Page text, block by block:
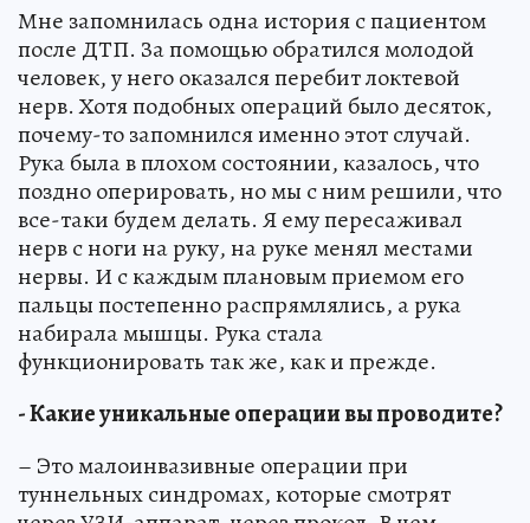
Мне запомнилась одна история с пациентом
после ДТП. За помощью обратился молодой
человек, у него оказался перебит локтевой
нерв. Хотя подобных операций было десяток,
почему-то запомнился именно этот случай.
Рука была в плохом состоянии, казалось, что
поздно оперировать, но мы с ним решили, что
все-таки будем делать. Я ему пересаживал
нерв с ноги на руку, на руке менял местами
нервы. И с каждым плановым приемом его
пальцы постепенно распрямлялись, а рука
набирала мышцы. Рука стала
функционировать так же, как и прежде.
- Какие уникальные операции вы проводите?
– Это малоинвазивные операции при
туннельных синдромах, которые смотрят